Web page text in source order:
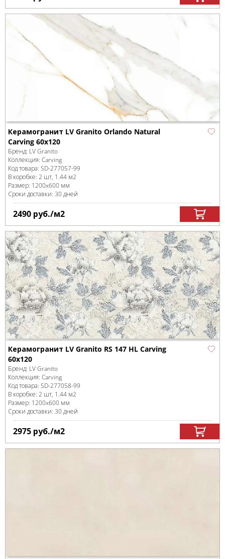
Керамогранит LV Granito Orlando Natural
Carving 60x120
Бренд: LV Granito
Коллекция: Carving
Код товара: SD-277057-99
В коробке: 2 шт, 1.44 м2
Размер: 1200x600 мм
Сроки доставки: 30 дней
2490 руб./м2
Керамогранит LV Granito RS 147 HL Carving
60x120
Бренд: LV Granito
Коллекция: Carving
Код товара: SD-277058-99
В коробке: 2 шт, 1.44 м2
Размер: 1200x600 мм
Сроки доставки: 30 дней
2975 руб./м2